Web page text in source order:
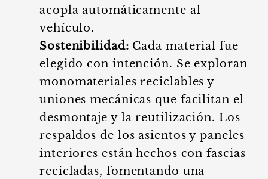
acopla automáticamente al
vehículo.
Sostenibilidad: Cada material fue
elegido con intención. Se exploran
monomateriales reciclables y
uniones mecánicas que facilitan el
desmontaje y la reutilización. Los
respaldos de los asientos y paneles
interiores están hechos con fascias
recicladas, fomentando una